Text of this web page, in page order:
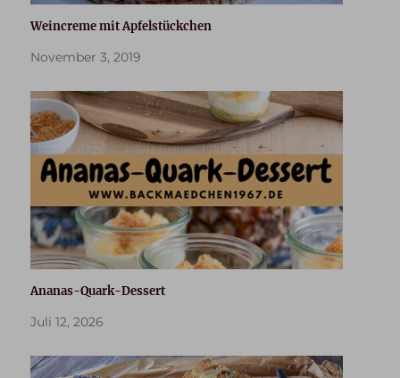
Weincreme mit Apfelstückchen
November 3, 2019
Ananas-Quark-Dessert
Juli 12, 2026